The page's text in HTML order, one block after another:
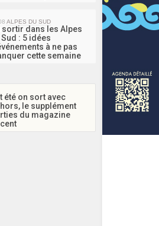
ALPES DU SUD
sortir dans les Alpes
: 5 idées
à ne pas
cette semaine
été on sort avec
le supplément
du magazine